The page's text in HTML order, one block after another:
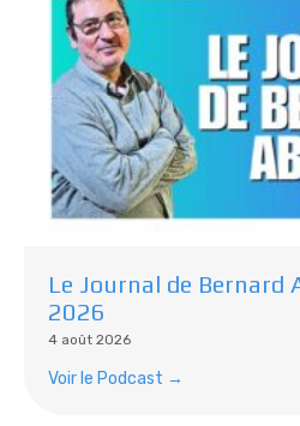
Le Journal de Bernard
2026
4 août 2026
Voir le Podcast →